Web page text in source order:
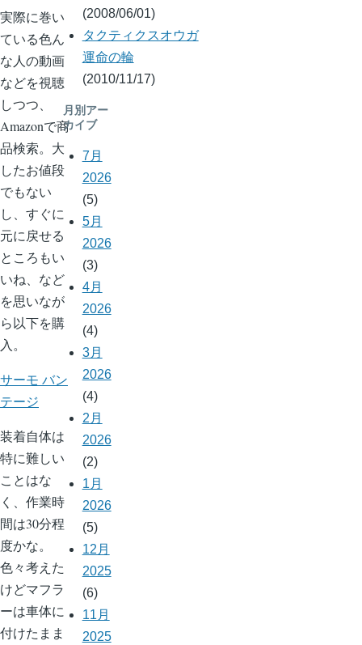
実際に巻い
ている色ん
な人の動画
などを視聴
しつつ、
Amazonで商
品検索。大
したお値段
でもない
し、すぐに
元に戻せる
ところもい
いね、など
を思いなが
ら以下を購
入。
サーモ バン
テージ
装着自体は
特に難しい
ことはな
く、作業時
間は30分程
度かな。
色々考えた
けどマフラ
ーは車体に
付けたまま
(2008/06/01)
タクティクスオウガ
運命の輪
(2010/11/17)
月別アー
カイブ
7月
2026
(5)
5月
2026
(3)
4月
2026
(4)
3月
2026
(4)
2月
2026
(2)
1月
2026
(5)
12月
2025
(6)
11月
2025